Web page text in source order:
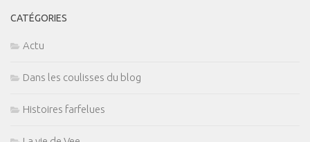
CATÉGORIES
Actu
Dans les coulisses du blog
Histoires farfelues